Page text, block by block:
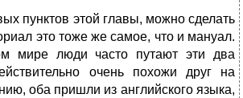
пунктов этой главы, можно сделать
это тоже же самое, что и мануал.
мире люди часто путают эти два
очень похожи друг на
оба пришли из английского языка,